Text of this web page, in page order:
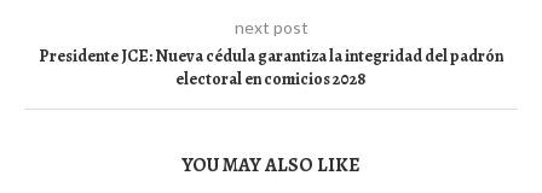
next post
Presidente JCE: Nueva cédula garantiza la integridad del padrón
electoral en comicios 2028
YOU MAY ALSO LIKE